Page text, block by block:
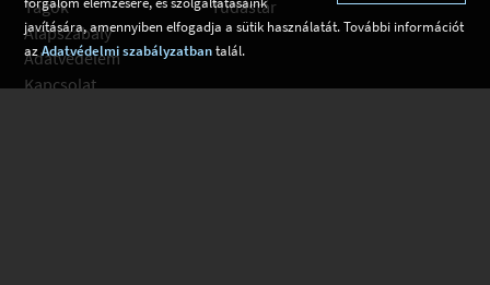
Tagok
Alapszabály
Adatvédelem
Kapcsolat
Tudástár
javítására, amennyiben elfogadja a sütik használatát. További információt
azAdatvédelmi szabályzatbantalál.